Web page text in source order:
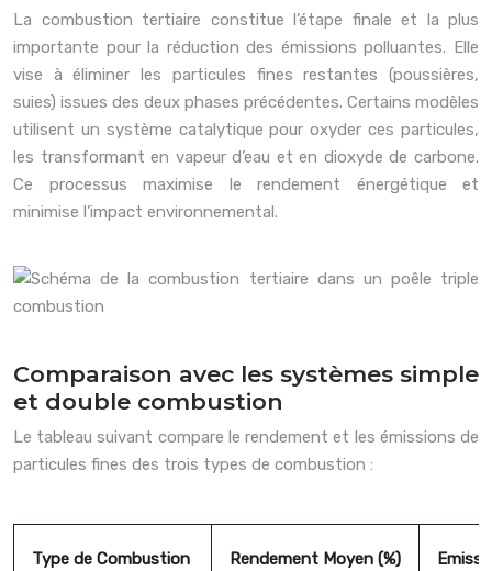
La combustion tertiaire constitue l’étape finale et la plus
importante pour la réduction des émissions polluantes. Elle
vise à éliminer les particules fines restantes (poussières,
suies) issues des deux phases précédentes. Certains modèles
utilisent un système catalytique pour oxyder ces particules,
les transformant en vapeur d’eau et en dioxyde de carbone.
Ce processus maximise le rendement énergétique et
minimise l’impact environnemental.
Comparaison avec les systèmes simple
et double combustion
Le tableau suivant compare le rendement et les émissions de
particules fines des trois types de combustion :
Type de Combustion Rendement Moyen (%)